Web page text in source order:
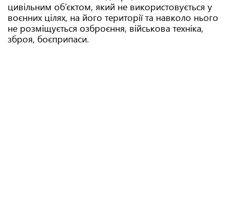
цивільним об’єктом, який не використовується у
воєнних цілях, на йoгo території та навколо нього
не розміщується озброєння, військова техніка,
зброя, боєприпаси.